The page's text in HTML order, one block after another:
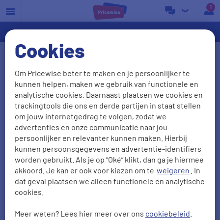
Cookies
Om Pricewise beter te maken en je persoonlijker te
kunnen helpen, maken we gebruik van functionele en
analytische cookies. Daarnaast plaatsen we cookies en
trackingtools die ons en derde partijen in staat stellen
om jouw internetgedrag te volgen, zodat we
advertenties en onze communicatie naar jou
persoonlijker en relevanter kunnen maken. Hierbij
kunnen persoonsgegevens en advertentie-identifiers
worden gebruikt. Als je op “Oké” klikt, dan ga je hiermee
akkoord. Je kan er ook voor kiezen om te weigeren . In
dat geval plaatsen we alleen functionele en analytische
cookies.
Meer weten? Lees hier meer over ons cookiebeleid
a
De opbrengst van je zonnepanelen bepaalt hoeveel
je bespaart op je energierekening. Een
zonnepaneel van 400 wattpiek (Wp) wekt in
Nederland gemiddeld 300 tot 350 kWh stroom per
jaar op. Hoeveel je installatie daadwerkelijk
oplevert, hangt af van factoren zoals de plaatsing,
dakrichting en het aantal zonnepanelen. Op deze
pagina lees je hoe je de opbrengst in kWh en euro’s
berekent, welke maandelijkse opbrengst je kunt
verwachten en hoe je meer uit je zonnepanelen